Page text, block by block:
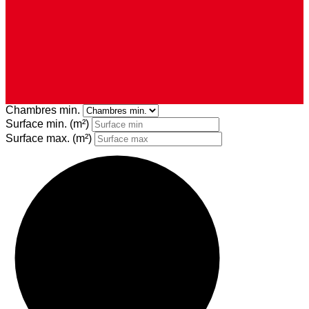
Chambres min.
Surface min. (m²)
Surface max. (m²)